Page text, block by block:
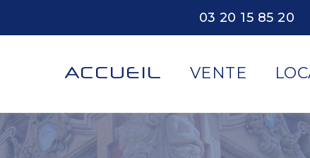
03 20 15 85 20
ACCUEIL VENTE